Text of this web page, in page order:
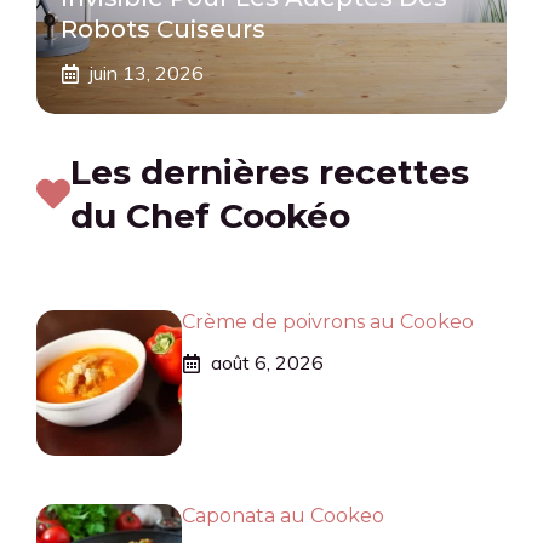
Robots Cuiseurs
juin 13, 2026
Les dernières recettes
du Chef Cookéo
Crème de poivrons au Cookeo
août 6, 2026
Caponata au Cookeo